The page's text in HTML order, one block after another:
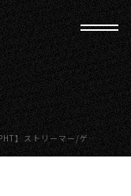
日に発売 公式ECサイ